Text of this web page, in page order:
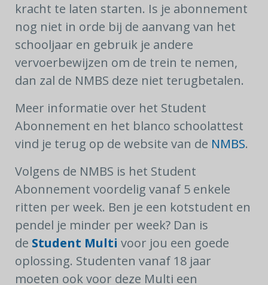
kracht te laten starten. Is je abonnement
nog niet in orde bij de aanvang van het
schooljaar en gebruik je andere
vervoerbewijzen om de trein te nemen,
dan zal de NMBS deze niet terugbetalen.
Meer informatie over het Student
Abonnement en het blanco schoolattest
vind je terug op de website van de NMBS.
Volgens de NMBS is het Student
Abonnement voordelig vanaf 5 enkele
ritten per week. Ben je een kotstudent en
pendel je minder per week? Dan is
de Student Multi voor jou een goede
oplossing. Studenten vanaf 18 jaar
moeten ook voor deze Multi een